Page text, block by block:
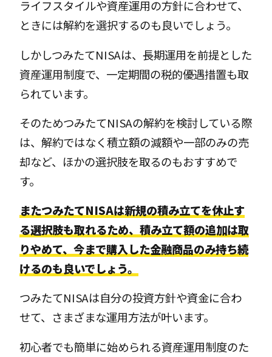
ライフスタイルや資産運用の方針に合わせて、
ときには解約を選択するのも良いでしょう。
しかしつみたてNISAは、長期運用を前提とした
資産運用制度で、一定期間の税的優遇措置も取
られています。
そのためつみたてNISAの解約を検討している際
は、解約ではなく積立額の減額や一部のみの売
却など、ほかの選択肢を取るのもおすすめで
す。
またつみたてNISAは新規の積み立てを休止す
る選択肢も取れるため、積み立て額の追加は取
りやめて、今まで購入した金融商品のみ持ち続
けるのも良いでしょう。
つみたてNISAは自分の投資方針や資金に合わ
せて、さまざまな運用方法が叶います。
初心者でも簡単に始められる資産運用制度のた